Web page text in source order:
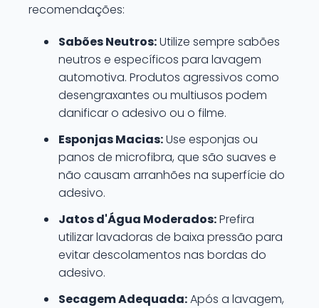
recomendações:
Sabões Neutros:Utilize sempre sabões
neutros e específicos para lavagem
automotiva. Produtos agressivos como
desengraxantes ou multiusos podem
danificar o adesivo ou o filme.
Esponjas Macias:Use esponjas ou
panos de microfibra, que são suaves e
não causam arranhões na superfície do
adesivo.
Jatos d'Água Moderados:Prefira
utilizar lavadoras de baixa pressão para
evitar descolamentos nas bordas do
adesivo.
Secagem Adequada:Após a lavagem,